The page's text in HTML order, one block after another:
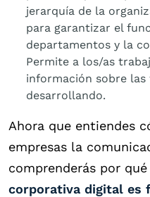
jerarquía de la
para garantizar el
departamentos y la
Permite a los/as
información sobre las
desarrollando.
Ahora que entiendes
empresas la
comprenderás por
corporativa digital es